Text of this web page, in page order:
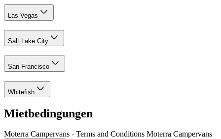
Las Vegas
Salt Lake City
San Francisco
Whitefish
Mietbedingungen
Moterra Campervans - Terms and Conditions Moterra Campervans